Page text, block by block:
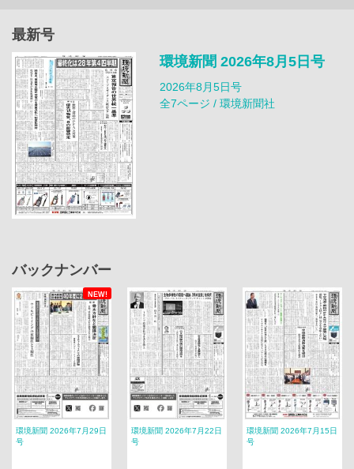
最新号
環境新聞 2026年8月5日号
2026年8月5日号
全7ページ / 環境新聞社
バックナンバー
NEW!
環境新聞 2026年7月29日
号
環境新聞 2026年7月22日
号
環境新聞 2026年7月15日
号